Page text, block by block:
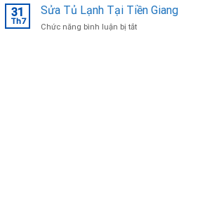
uy
chuyên
Máy
Giặt
Tại
31
Th7
Sửa Tủ Lạnh Tại Tiền Giang
Chức năng bình luận bị tắtở